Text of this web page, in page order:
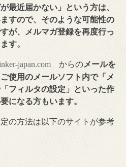
最近届かない」という方は、
すので、そのような可能性の
が、メルマガ登録を再度行っ
す。
japan.com からのメールを
使用のメールソフト内で「メ
フィルタの設定」といった作
になる方もいます。
の方法は以下のサイトが参考